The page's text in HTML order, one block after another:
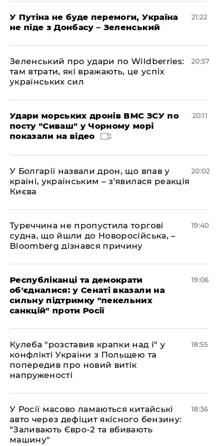
У Путіна не буде перемоги, Україна
не піде з Донбасу – Зеленський
21:22
Зеленський про удари по Wildberries:
там втрати, які вражають, це успіх
українських сил
20:57
Удари морських дронів ВМС ЗСУ по
посту "Сиваш" у Чорному морі
показали на відео
20:11
У Болгарії назвали дрон, що впав у
країні, українським – з'явилася реакція
Києва
20:02
Туреччина не пропустила торгові
судна, що йшли до Новоросійська, –
Bloomberg дізнався причину
19:40
Республіканці та демократи
об'єдналися: у Сенаті вказали на
сильну підтримку "пекельних
санкцій" проти Росії
19:06
Кулеба "розставив крапки над і" у
конфлікті України з Польщею та
попередив про новий витік
напруженості
18:55
У Росії масово ламаються китайські
авто через дефіцит якісного бензину:
"Заливають Євро-2 та вбивають
машину"
18:36